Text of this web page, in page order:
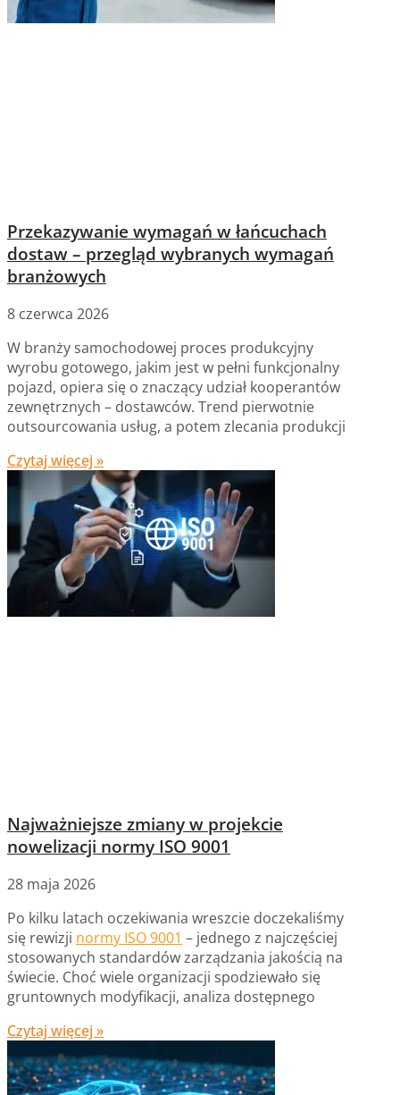
Przekazywanie wymagań w łańcuchach
dostaw – przegląd wybranych wymagań
branżowych
8 czerwca 2026
W branży samochodowej proces produkcyjny
wyrobu gotowego, jakim jest w pełni funkcjonalny
pojazd, opiera się o znaczący udział kooperantów
zewnętrznych – dostawców. Trend pierwotnie
outsourcowania usług, a potem zlecania produkcji
Czytaj więcej »
Najważniejsze zmiany w projekcie
nowelizacji normy ISO 9001
28 maja 2026
Po kilku latach oczekiwania wreszcie doczekaliśmy
się rewizji normy ISO 9001 – jednego z najczęściej
stosowanych standardów zarządzania jakością na
świecie. Choć wiele organizacji spodziewało się
gruntownych modyfikacji, analiza dostępnego
Czytaj więcej »